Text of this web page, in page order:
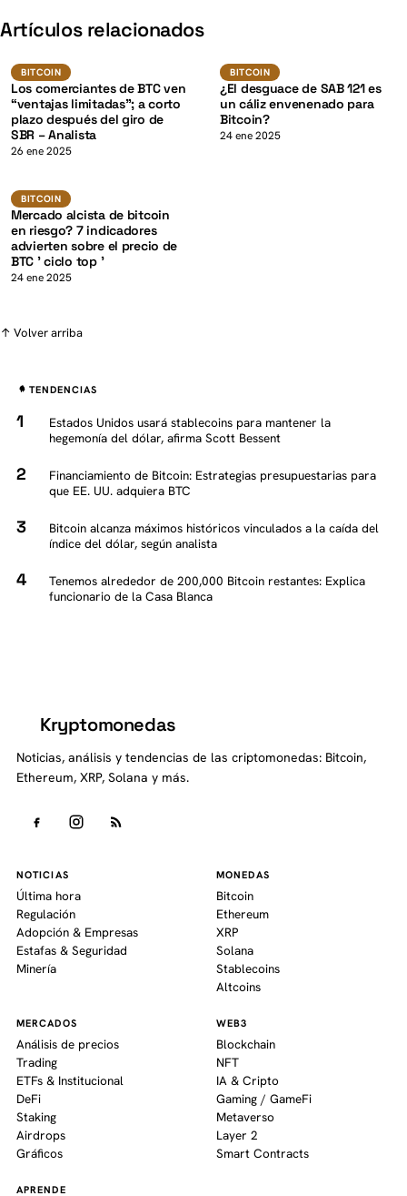
Artículos relacionados
BITCOIN BTC K
BITCOIN
Los comerciantes de BTC ven
“ventajas limitadas”; a corto
plazo después del giro de
SBR – Analista
26 ene 2025
BITCOIN
BITCOIN
¿El desguace de SAB 121 es
un cáliz envenenado para
Bitcoin?
24 ene 2025
BITCOIN BTC K
BITCOIN
Mercado alcista de bitcoin
en riesgo? 7 indicadores
advierten sobre el precio de
BTC ' ciclo top '
24 ene 2025
↑ Volver arriba
TENDENCIAS
Estados Unidos usará stablecoins para mantener la
hegemonía del dólar, afirma Scott Bessent
Financiamiento de Bitcoin: Estrategias presupuestarias para
que EE. UU. adquiera BTC
Bitcoin alcanza máximos históricos vinculados a la caída del
índice del dólar, según analista
Tenemos alrededor de 200,000 Bitcoin restantes: Explica
funcionario de la Casa Blanca
Kryptomonedas
Noticias, análisis y tendencias de las criptomonedas: Bitcoin,
Ethereum, XRP, Solana y más.
NOTICIAS
Última hora
Regulación
Adopción & Empresas
Estafas & Seguridad
Minería
MONEDAS
Bitcoin
Ethereum
XRP
Solana
Stablecoins
Altcoins
MERCADOS
Análisis de precios
Trading
ETFs & Institucional
DeFi
Staking
Airdrops
Gráficos
WEB3
Blockchain
NFT
IA & Cripto
Gaming / GameFi
Metaverso
Layer 2
Smart Contracts
APRENDE